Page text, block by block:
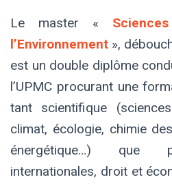
Le master «
l’Environnement »,
est un double diplôme
l’UPMC procurant une
tant scientifique
climat, écologie, chimie
énergétique…) que
internationales, droit et